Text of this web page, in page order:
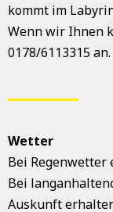
kommt im
Wenn wir Ihnen
0178/6113315 an.
Wetter
Bei Regenwetter
Bei
Auskunft